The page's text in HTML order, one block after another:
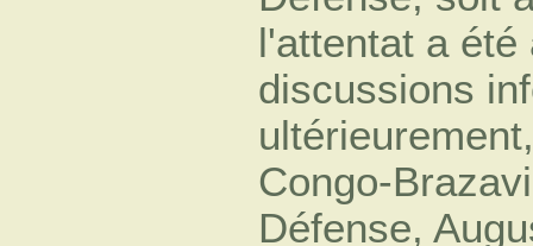
l'attentat a été
discussions
Congo-
Défense,